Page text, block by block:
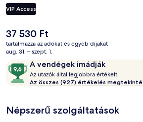
Rövid sétával megközelíthető a
metróállomás, villamosmegálló és Oktogon
VIP Access
A
jelenlegi
ár
37 530 Ft
tartalmazza az adókat és egyéb díjakat
aug. 31. – szept. 1.
ÉrtékelésekA vendégek imádják
9,6
ennyiből:
10,
vendégek
imádják
Az utazók által legjobbra értékelt
z
t
Az összes (927) értékelés
Népszerű szolgáltatások